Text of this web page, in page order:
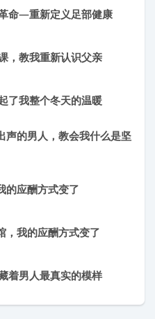
命—重新定义足部健康
，教我重新认识父亲
了我整个冬天的温暖
声的男人，教会我什么是坚
的应酬方式变了
，我的应酬方式变了
着男人最真实的模样